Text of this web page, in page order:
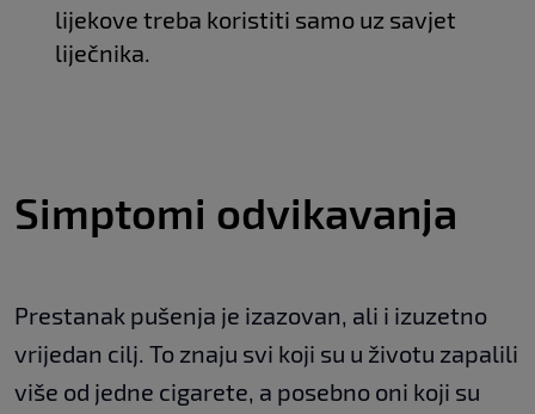
lijekove treba koristiti samo uz savjet
liječnika.
Simptomi odvikavanja
Prestanak pušenja je izazovan, ali i izuzetno
vrijedan cilj. To znaju svi koji su u životu zapalili
više od jedne cigarete, a posebno oni koji su